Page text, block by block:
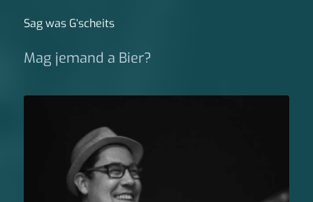
Sag was G‘scheits
Mag jemand a Bier?